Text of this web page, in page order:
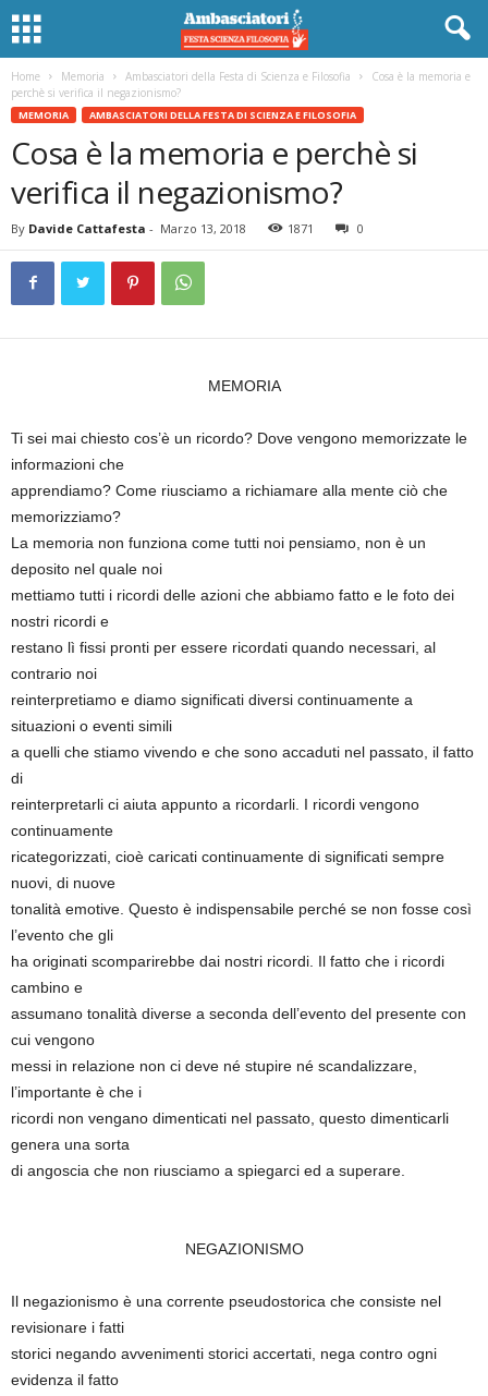
Home Memoria Ambasciatori della Festa di Scienza e Filosofia
Cosa è la memoria e
perchè si verifica il negazionismo?
MEMORIA AMBASCIATORI DELLA FESTA DI SCIENZA E FILOSOFIA
Cosa è la memoria e perchè si
verifica il negazionismo?
By Davide Cattafesta - Marzo 13, 2018 1871 0
MEMORIA
Ti sei mai chiesto cos’è un ricordo? Dove vengono memorizzate le
informazioni che
apprendiamo? Come riusciamo a richiamare alla mente ciò che
memorizziamo?
La memoria non funziona come tutti noi pensiamo, non è un
deposito nel quale noi
mettiamo tutti i ricordi delle azioni che abbiamo fatto e le foto dei
nostri ricordi e
restano lì fissi pronti per essere ricordati quando necessari, al
contrario noi
reinterpretiamo e diamo significati diversi continuamente a
situazioni o eventi simili
a quelli che stiamo vivendo e che sono accaduti nel passato, il fatto
di
reinterpretarli ci aiuta appunto a ricordarli. I ricordi vengono
continuamente
ricategorizzati, cioè caricati continuamente di significati sempre
nuovi, di nuove
tonalità emotive. Questo è indispensabile perché se non fosse così
l’evento che gli
ha originati scomparirebbe dai nostri ricordi. Il fatto che i ricordi
cambino e
assumano tonalità diverse a seconda dell’evento del presente con
cui vengono
messi in relazione non ci deve né stupire né scandalizzare,
l’importante è che i
ricordi non vengano dimenticati nel passato, questo dimenticarli
genera una sorta
di angoscia che non riusciamo a spiegarci ed a superare.
NEGAZIONISMO
Il negazionismo è una corrente pseudostorica che consiste nel
revisionare i fatti
storici negando avvenimenti storici accertati, nega contro ogni
evidenza il fatto